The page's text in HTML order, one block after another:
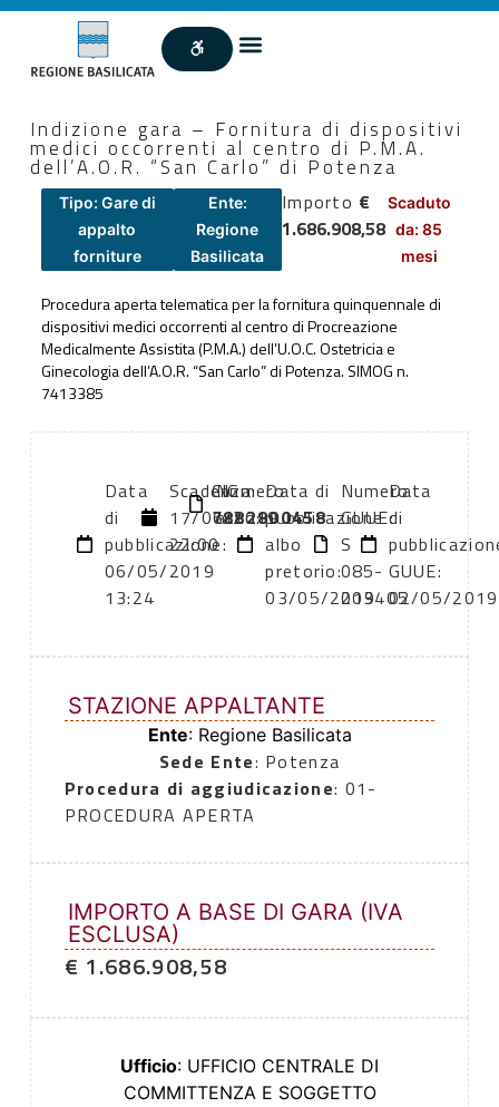
Indizione gara – Fornitura di dispositivi
medici occorrenti al centro di P.M.A.
dell’A.O.R. “San Carlo” di Potenza
Tipo: Gare di
appalto
forniture
Ente:
Regione
Basilicata
Importo €
1.686.908,58
Scaduto
da: 85
mesi
Procedura aperta telematica per la fornitura quinquennale di
dispositivi medici occorrenti al centro di Procreazione
Medicalmente Assistita (P.M.A.) dell’U.O.C. Ostetricia e
Ginecologia dell’A.O.R. “San Carlo” di Potenza. SIMOG n.
7413385
Data
di
pubblicazione:
06/05/2019
13:24
Scadenza:
17/06/2019
22:00
Numero
atto:
CIG:
7882800458
Data di
pubblicazione
albo
pretorio:
03/05/2019
Numero
GUUE:
S
085-
203405
Data
di
GUUE:
02/05/2019
STAZIONE APPALTANTE
Ente: Regione Basilicata
Sede Ente: Potenza
Procedura di aggiudicazione: 01-
PROCEDURA APERTA
IMPORTO A BASE DI GARA (IVA
ESCLUSA)
€ 1.686.908,58
Ufficio: UFFICIO CENTRALE DI
COMMITTENZA E SOGGETTO